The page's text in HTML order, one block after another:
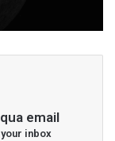
email
inbox